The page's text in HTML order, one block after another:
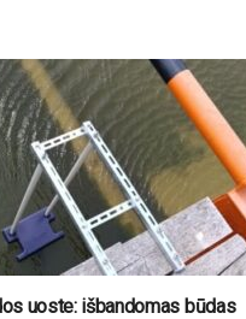
uoste: išbandomas būdas